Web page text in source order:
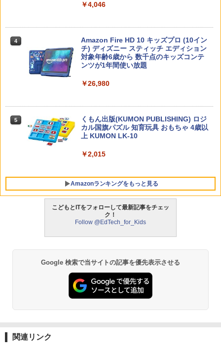
￥1,870
ゼロからわかる！ みるみる図形に強く
￥1,430
￥4,046
4
Amazon Fire HD 10 キッズプロ (10イン
チ) ディズニー スティッチ エディション
対象年齢6歳から 数千点のキッズコンテ
ンツが1年間使い放題
￥26,980
5
くもん出版(KUMON PUBLISHING) ロジ
カル国旗パズル 知育玩具 おもちゃ 4歳以
上 KUMON LK-10
￥2,015
Amazonランキングをもっと見る
タッチペンで音が聞ける!はじめてずかん
1000 英語つき ([バラエティ])
中学英語をもう一度ひとつひとつわかり
やすく。改訂版
ThinkFun ボードゲーム 「サーキット・
メイズ」 配線回路をプログラミングする
￥3,118
こどもとITをフォローして最新記事をチェッ
ク！
Follow @EdTech_for_Kids
Google 検索で当サイトの記事を優先表示させる
関連リンク